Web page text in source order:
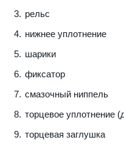
рельс
нижнее уплотнение
шарики
фиксатор
смазочный ниппель
торцевое уплотнение
торцевая заглушка